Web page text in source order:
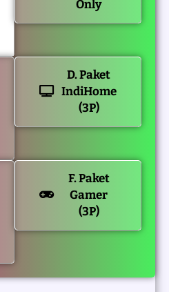
Only
D. Paket
IndiHome
(3P)
F. Paket
Gamer
(3P)